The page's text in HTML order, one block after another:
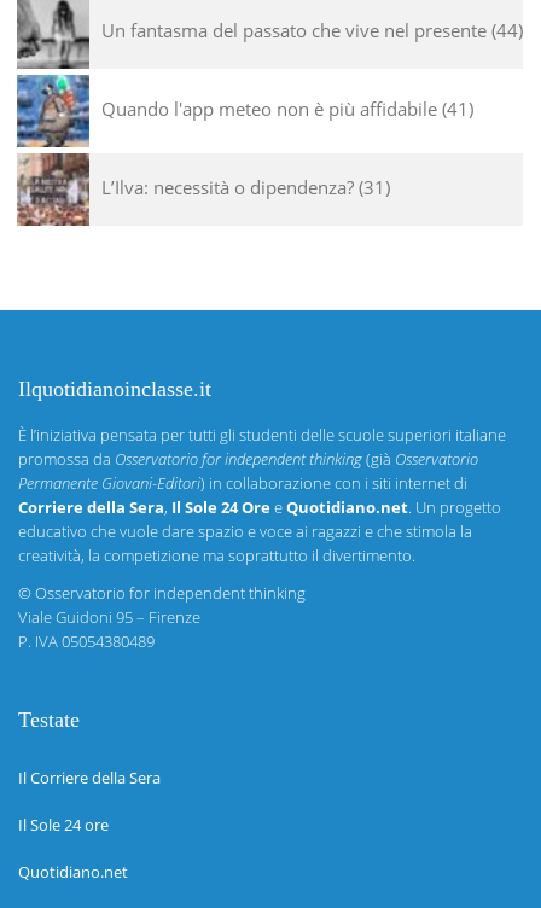
Un fantasma del passato che vive nel presente 44
Quando l'app meteo non è più affidabile 41
L’Ilva: necessità o dipendenza? 31
Ilquotidianoinclasse.it
È l’iniziativa pensata per tutti gli studenti delle scuole superiori italiane
promossa da Osservatorio for independent thinking(già Osservatorio
Permanente Giovani-Editori) in collaborazione con i siti internet di
Corriere della Sera, Il Sole 24 OreeQuotidiano.net. Un progetto
educativo che vuole dare spazio e voce ai ragazzi e che stimola la
creatività, la competizione ma soprattutto il divertimento.
©Osservatorio for independent thinking
Viale Guidoni 95 – Firenze
P. IVA 05054380489
Testate
Il Corriere della Sera
Il Sole 24 ore
Quotidiano.net